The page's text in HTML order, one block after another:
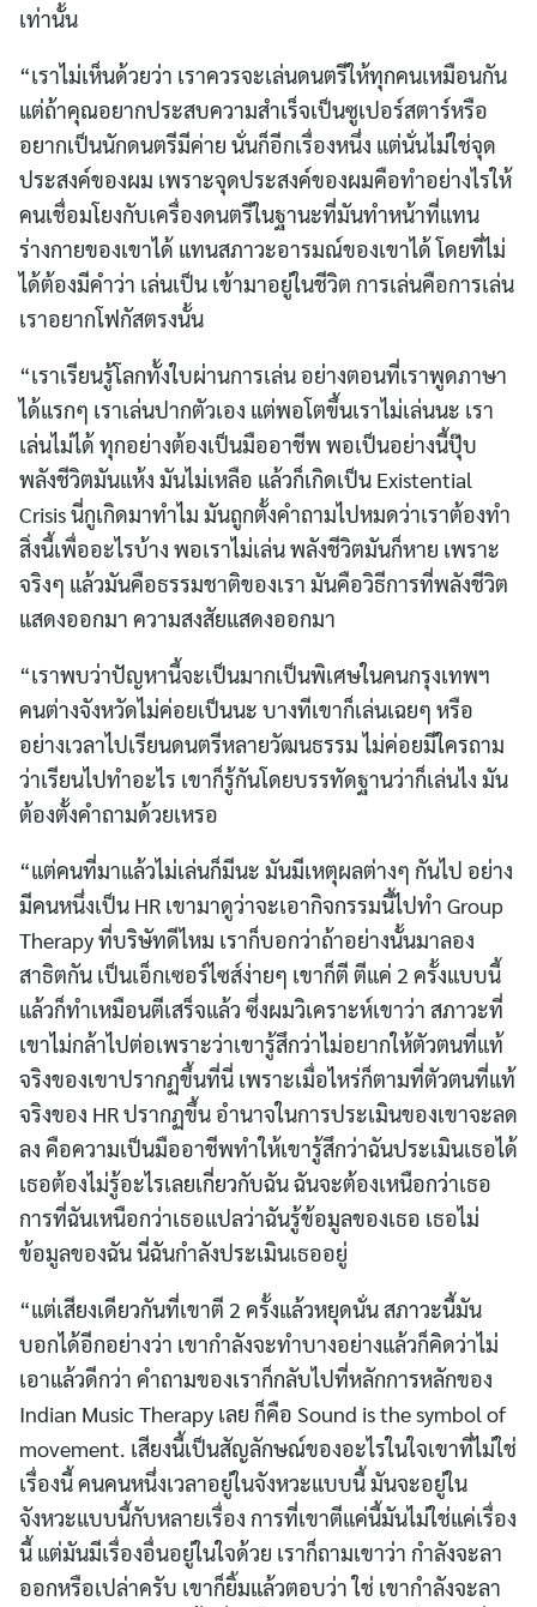
เท่านั้น
“เราไม่เห็นด้วยว่า เราควรจะเล่นดนตรีให้ทุกคนเหมือนกัน
แต่ถ้าคุณอยากประสบความสำเร็จเป็นซูเปอร์สตาร์หรือ
อยากเป็นนักดนตรีมีค่าย นั่นก็อีกเรื่องหนึ่ง แต่นั่นไม่ใช่จุด
ประสงค์ของผม เพราะจุดประสงค์ของผมคือทำอย่างไรให้
คนเชื่อมโยงกับเครื่องดนตรีในฐานะที่มันทำหน้าที่แทน
ร่างกายของเขาได้ แทนสภาวะอารมณ์ของเขาได้ โดยที่ไม่
ได้ต้องมีคำว่า เล่นเป็น เข้ามาอยู่ในชีวิต การเล่นคือการเล่น
เราอยากโฟกัสตรงนั้น
“เราเรียนรู้โลกทั้งใบผ่านการเล่น อย่างตอนที่เราพูดภาษา
ได้แรกๆ เราเล่นปากตัวเอง แต่พอโตขึ้นเราไม่เล่นนะ เรา
เล่นไม่ได้ ทุกอย่างต้องเป็นมืออาชีพ พอเป็นอย่างนี้ปุ๊บ
พลังชีวิตมันแห้ง มันไม่เหลือ แล้วก็เกิดเป็น Existential
Crisis นี่กูเกิดมาทำไม มันถูกตั้งคำถามไปหมดว่าเราต้องทำ
สิ่งนี้เพื่ออะไรบ้าง พอเราไม่เล่น พลังชีวิตมันก็หาย เพราะ
จริงๆ แล้วมันคือธรรมชาติของเรา มันคือวิธีการที่พลังชีวิต
แสดงออกมา ความสงสัยแสดงออกมา
“เราพบว่าปัญหานี้จะเป็นมากเป็นพิเศษในคนกรุงเทพฯ
คนต่างจังหวัดไม่ค่อยเป็นนะ บางทีเขาก็เล่นเฉยๆ หรือ
อย่างเวลาไปเรียนดนตรีหลายวัฒนธรรม ไม่ค่อยมีใครถาม
ว่าเรียนไปทำอะไร เขาก็รู้กันโดยบรรทัดฐานว่าก็เล่นไง มัน
ต้องตั้งคำถามด้วยเหรอ
“แต่คนที่มาแล้วไม่เล่นก็มีนะ มันมีเหตุผลต่างๆ กันไป อย่าง
มีคนหนึ่งเป็น HR เขามาดูว่าจะเอากิจกรรมนี้ไปทำ Group
Therapy ที่บริษัทดีไหม เราก็บอกว่าถ้าอย่างนั้นมาลอง
สาธิตกัน เป็นเอ็กเซอร์ไซส์ง่ายๆ เขาก็ตี ตีแค่ 2 ครั้งแบบนี้
แล้วก็ทำเหมือนตีเสร็จแล้ว ซึ่งผมวิเคราะห์เขาว่า สภาวะที่
เขาไม่กล้าไปต่อเพราะว่าเขารู้สึกว่าไม่อยากให้ตัวตนที่แท้
จริงของเขาปรากฏขึ้นที่นี่ เพราะเมื่อไหร่ก็ตามที่ตัวตนที่แท้
จริงของ HR ปรากฏขึ้น อำนาจในการประเมินของเขาจะลด
ลง คือความเป็นมืออาชีพทำให้เขารู้สึกว่าฉันประเมินเธอได้
เธอต้องไม่รู้อะไรเลยเกี่ยวกับฉัน ฉันจะต้องเหนือกว่าเธอ
การที่ฉันเหนือกว่าเธอแปลว่าฉันรู้ข้อมูลของเธอ เธอไม่
ข้อมูลของฉัน นี่ฉันกำลังประเมินเธออยู่
“แต่เสียงเดียวกันที่เขาตี 2 ครั้งแล้วหยุดนั่น สภาวะนี้มัน
บอกได้อีกอย่างว่า เขากำลังจะทำบางอย่างแล้วก็คิดว่าไม่
เอาแล้วดีกว่า คำถามของเราก็กลับไปที่หลักการหลักของ
Indian Music Therapy เลย ก็คือ Sound is the symbol of
movement. เสียงนี้เป็นสัญลักษณ์ของอะไรในใจเขาที่ไม่ใช่
เรื่องนี้ คนคนหนึ่งเวลาอยู่ในจังหวะแบบนี้ มันจะอยู่ใน
จังหวะแบบนี้กับหลายเรื่อง การที่เขาตีแค่นี้มันไม่ใช่แค่เรื่อง
นี้ แต่มันมีเรื่องอื่นอยู่ในใจด้วย เราก็ถามเขาว่า กำลังจะลา
ออกหรือเปล่าครับ เขาก็ยิ้มแล้วตอบว่า ใช่ เขากำลังจะลา